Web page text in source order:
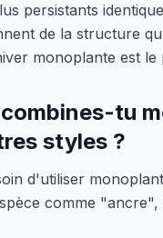
persistants
de la structure
monoplante est le
tu
styles ?
d'utiliser
comme "ancre",